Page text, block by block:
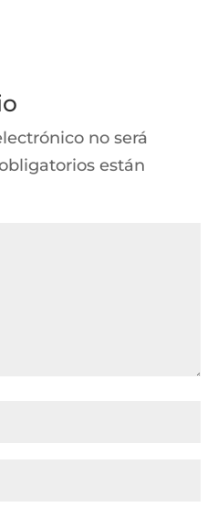
no será
están